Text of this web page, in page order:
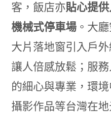
客，飯店亦貼心提
機械式停車場。大廳
大片落地窗引入戶
讓人倍感放鬆；服
的細心與專業，環
攝影作品等台灣在地